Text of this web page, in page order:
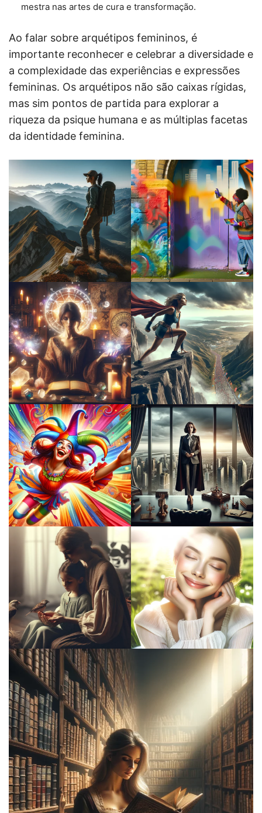
mestra nas artes de cura e transformação.
Ao falar sobre arquétipos femininos, é
importante reconhecer e celebrar a diversidade e
a complexidade das experiências e expressões
femininas. Os arquétipos não são caixas rígidas,
mas sim pontos de partida para explorar a
riqueza da psique humana e as múltiplas facetas
da identidade feminina.